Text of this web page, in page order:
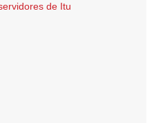
de Itu